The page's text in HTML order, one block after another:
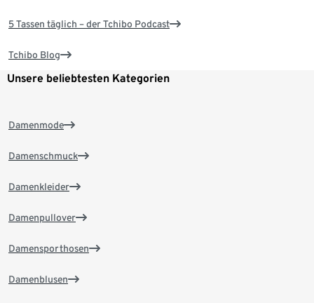
5 Tassen täglich – der Tchibo Podcast
Tchibo Blog
Unsere beliebtesten Kategorien
Damenmode
Damenschmuck
Damenkleider
Damenpullover
Damensporthosen
Damenblusen